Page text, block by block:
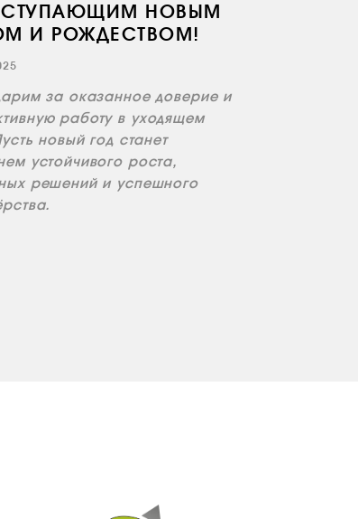
НОВЫМ
И РОЖДЕСТВОМ!
за оказанное доверие и
работу в уходящем
новый год станет
устойчивого роста,
решений и успешного